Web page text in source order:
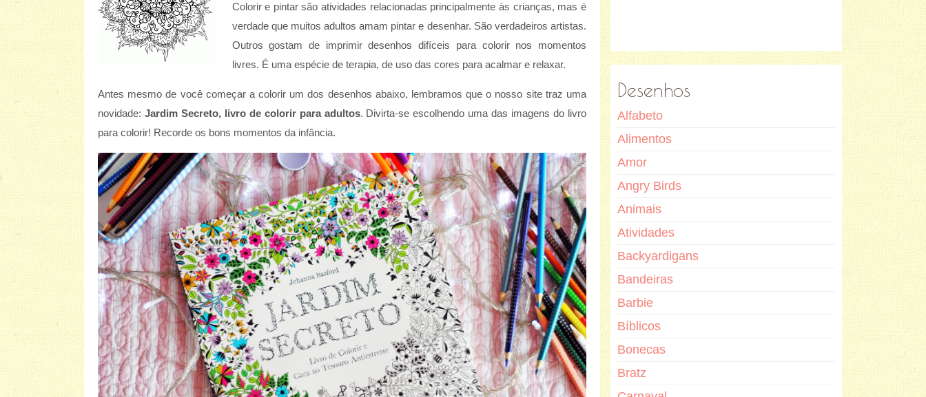
Colorir e pintar são atividades relacionadas principalmente às crianças, mas é
verdade que muitos adultos amam pintar e desenhar. São verdadeiros artistas.
Outros gostam de imprimir desenhos difíceis para colorir nos momentos
livres. É uma espécie de terapia, de uso das cores para acalmar e relaxar.
Antes mesmo de você começar a colorir um dos desenhos abaixo, lembramos que o nosso site traz uma
novidade: Jardim Secreto, livro de colorir para adultos. Divirta-se escolhendo uma das imagens do livro
para colorir! Recorde os bons momentos da infância.
Desenhos
Alfabeto
Alimentos
Amor
Angry Birds
Animais
Atividades
Backyardigans
Bandeiras
Barbie
Bíblicos
Bonecas
Bratz